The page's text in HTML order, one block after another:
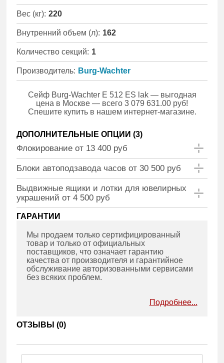
Вес (кг): 220
Внутренний объем (л): 162
Количество секций: 1
Производитель: Burg-Wachter
Сейф Burg-Wachter E 512 ES lak — выгодная
цена в Москве — всего 3 079 631.00 руб!
Спешите купить в нашем интернет-магазине.
ДОПОЛНИТЕЛЬНЫЕ ОПЦИИ (3)
Флокирование от 13 400 руб
Блоки автоподзавода часов от 30 500 руб
Выдвижные ящики и лотки для ювелирных
украшений от 4 500 руб
ГАРАНТИИ
Мы продаем только сертифицированный
товар и только от официальных
поставщиков, что означает гарантию
качества от производителя и гарантийное
обслуживание авторизованными сервисами
без всяких проблем.
Подробнее...
ОТЗЫВЫ (0)